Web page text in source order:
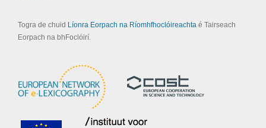
Togra de chuid Líonra Eorpach na Ríomhfhoclóireachta é Tairseach
Eorpach na bhFoclóirí.